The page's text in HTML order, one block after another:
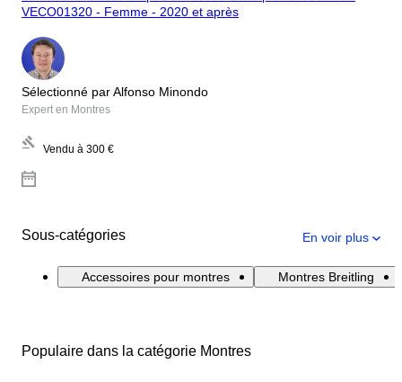
VECO01320 - Femme - 2020 et après
Sélectionné par Alfonso Minondo
Expert en Montres
Vendu à 300 €
Sous-catégories En voir plus
Accessoires pour montres Montres Breitling
Populaire dans la catégorie Montres